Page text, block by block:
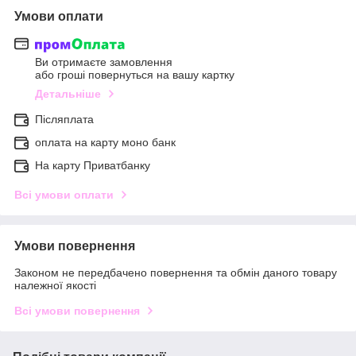
Умови оплати
Ви отримаєте замовлення
або гроші повернуться на вашу картку
Детальніше
Післяплата
оплата на карту моно банк
На карту Приватбанку
Всі умови оплати
Умови повернення
Законом не передбачено повернення та обмін даного товару
належної якості
Всі умови повернення